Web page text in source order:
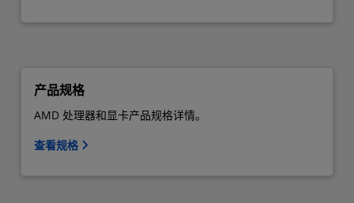
产品规格
AMD 处理器和显卡产品规格详情。
查看规格